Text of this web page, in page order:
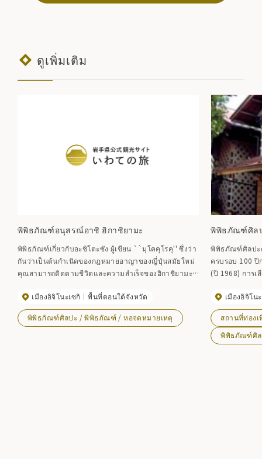
ดูเพิ่มเติม
พิพิธภัณฑ์อนุสรณ์อาชิ ฮิกาชิยามะ
พิพิธภัณฑ์เกี่ยวกับอะชิโตะซัง ผู้เขียน ``มุโคคุโรคุ'' ซึ่งว่า
กันว่าเป็นต้นกำเนิดของกฎหมายอาญาของญี่ปุ่นสมัยใหม่
คุณสามารถติดตามชีวิตและความสำเร็จของฮิกาชิยามะ
``ยุคของเซนไดและเจ้าหน้าที่รัฐบาลเอโดะ'' ``ยุคแห่ง
การใช้ชีวิตในห้องนั่งเล่น'' ` `ยุคแห่งชิมิน'' และ ``ผู้
ชื่นชมฮิกาชิยามะ'' นอกเหนือจากการจัดแสดงต้นฉบับ
เมืองอิจิโนะเซกิ พื้นที่ตอนใต้จังหวัด
พิพิธภัณฑ์ศิลปะ / พิพิธภัณฑ์ / หอจดหมายเหตุ
พิพิธภัณฑ์ศิล
พิพิธภัณฑ์ศิลปะ
ครบรอบ 100 ปี
(ปี 1968) การ
พื้นเพมาจาก เ
ด้วยความหวัง
เห็นส่วนหนึ่งขอ
ศิลปะและวัฒน
พยายามในกา
เมืองอิจิโน
สถานที่ท่องเ
พิพิธภัณฑ์ศิล